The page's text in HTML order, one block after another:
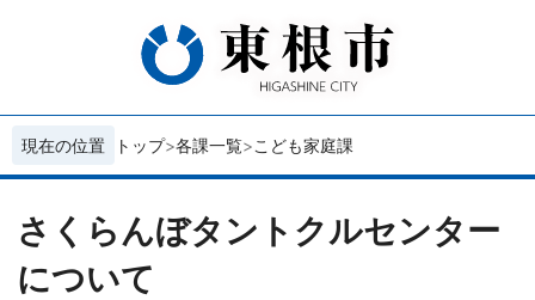
現在の位置 トップ 各課一覧 こども家庭課
さくらんぼタントクルセンター
について